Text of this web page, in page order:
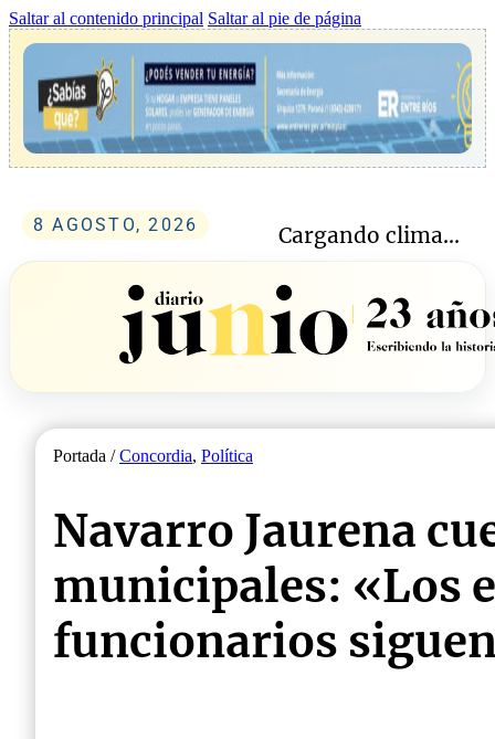
Saltar al contenido principal Saltar al pie de página
8 AGOSTO, 2026 Cargando clima...
Portada /Concordia, Política
Navarro Jaurena
municipales: «Los
funcionarios